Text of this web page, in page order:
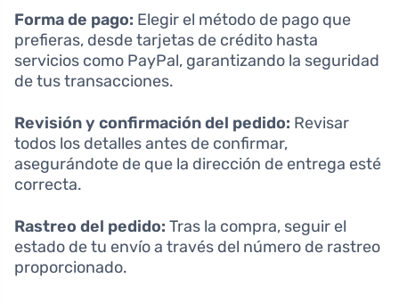
Forma de pago: Elegir el método de pago que
prefieras, desde tarjetas de crédito hasta
servicios como PayPal, garantizando la seguridad
de tus transacciones.
Revisión y confirmación del pedido: Revisar
todos los detalles antes de confirmar,
asegurándote de que la dirección de entrega esté
correcta.
Rastreo del pedido: Tras la compra, seguir el
estado de tu envío a través del número de rastreo
proporcionado.